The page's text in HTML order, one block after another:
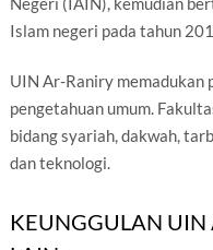
Islam negeri pada tahun
UIN Ar-Raniry memadukan
pengetahuan umum.
bidang syariah, dakwah,
dan teknologi.
KEUNGGULAN